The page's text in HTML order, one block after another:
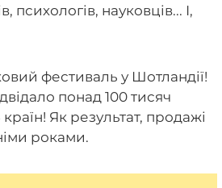
науковців... І,
фестиваль у Шотландії!
понад 100 тисяч
Як результат, продажі
роками.